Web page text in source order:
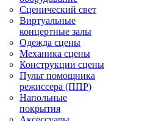
Сценический свет
Виртуальные
концертные залы
Одежда сцены
Механика сцены
Конструкции сцены
Пульт помощника
режиссера (ППР)
Напольные
покрытия